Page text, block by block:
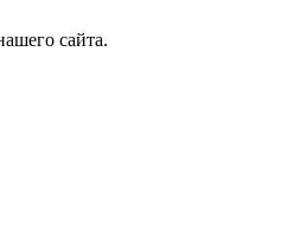
сайта.